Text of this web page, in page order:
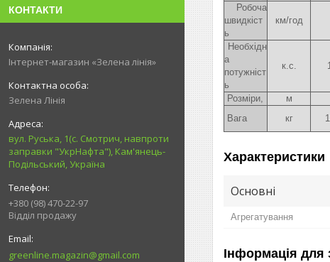
КОНТАКТИ
Інтернет-магазин «Зелена лінія»
Зелена Лінія
вул. Руська, 1(с. Смотрич, навпроти
заправки "УкрНафта"), Кам'янець-
Подільський, Україна
+380 (98) 470-22-97
Відділ продажу
greenline.magazin@gmail.com
Робоча
швидкіст
ь
км/год
Необхідн
а
потужніст
ь
к.с.
Розміри,
м
Вага
кг
Характеристики
Основні
Агрегатування
Інформація для